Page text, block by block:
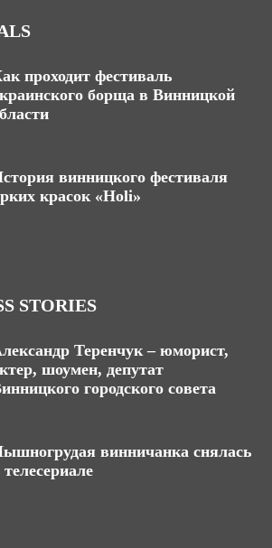
проходит фестиваль
борща в Винницкой
винницкого фестиваля
красок «Holi»
STORIES
Теренчук – юморист,
шоумен, депутат
городского совета
винничанка снялась
телесериале